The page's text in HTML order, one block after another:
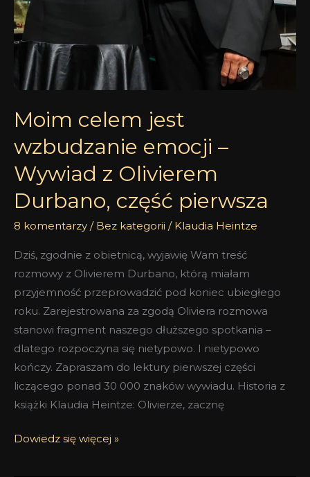
Moim celem jest
wzbudzanie emocji –
Wywiad z Olivierem
Durbano, część pierwsza
8 komentarzy / Bez kategorii / Klaudia Heintze
Dziś, zgodnie z obietnicą, wyjawię Wam treść
rozmowy z Olivierem Durbano, którą miałam
przyjemność przeprowadzić pod koniec ubiegłego
roku. Zarejestrowana za zgodą Oliviera rozmowa
stanowi fragment naszego dłuższego spotkania –
dlatego rozpoczyna się nietypowo. I nietypowo
kończy. Zapraszam do lektury pierwszej części
liczącego ponad 30 000 znaków wywiadu. Historia z
książki Klaudia Heintze: Olivierze, zacznę
Dowiedz się więcej »